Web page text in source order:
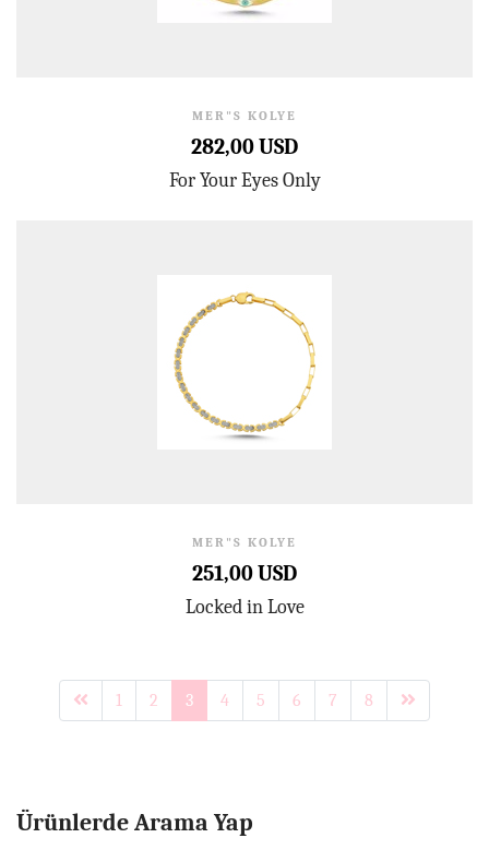
Ürünlerde Arama Yap
MER"S KOLYE
282,00 USD
For Your Eyes Only
MER"S KOLYE
251,00 USD
Locked in Love
1 2 3 4 5 6 7 8